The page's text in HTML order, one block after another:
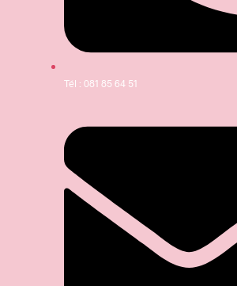
Tél : 081 85 64 51